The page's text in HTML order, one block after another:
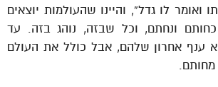
לו גדל”, והיינו שהעולמות יוצאים
ונחתם, וכל שבזה, נוהג בזה. עד
ענף אחרון שלהם, אבל כולל את העולם
מחותם.